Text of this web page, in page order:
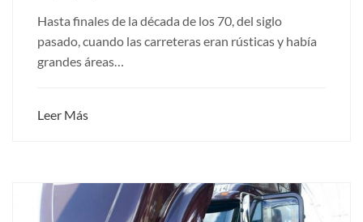
Hasta finales de la década de los 70, del siglo
pasado, cuando las carreteras eran rústicas y había
grandes áreas…
Leer Más